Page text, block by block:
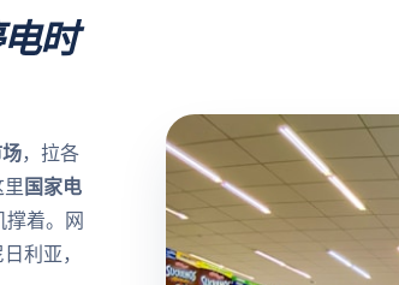
时
，拉各
国家电
着。网
利亚，